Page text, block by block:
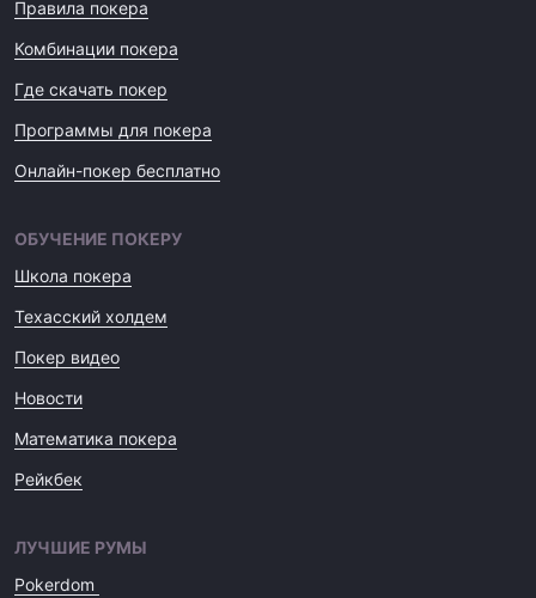
Правила покера
Комбинации покера
Где скачать покер
Программы для покера
Онлайн-покер бесплатно
ОБУЧЕНИЕ ПОКЕРУ
Школа покера
Техасский холдем
Покер видео
Новости
Математика покера
Рейкбек
ЛУЧШИЕ РУМЫ
Pokerdom